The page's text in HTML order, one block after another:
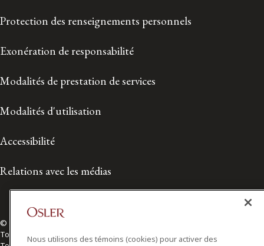
Protection des renseignements personnels
Exonération de responsabilité
Modalités de prestation de services
Modalités d'utilisation
Accessibilité
Relations avec les médias
© 2026 Osler, Hoskin & Harcourt S.E.N.C.R.L./s.r.l.
Tous droits réservés
Nous utilisons des témoins (cookies) pour activer des